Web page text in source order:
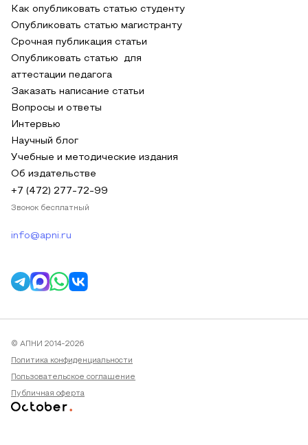
Как опубликовать статью студенту
Опубликовать статью магистранту
Срочная публикация статьи
Опубликовать статью для
аттестации педагога
Заказать написание статьи
Вопросы и ответы
Интервью
Научный блог
Учебные и методические издания
Об издательстве
+7 (472) 277-72-99
Звонок бесплатный
info@apni.ru
© АПНИ 2014-2026
Политика конфиденциальности
Пользовательское соглашение
Публичная оферта